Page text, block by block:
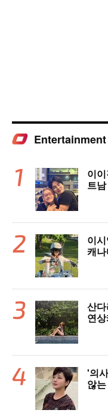
이
트
이
캐
산
연
'의
않